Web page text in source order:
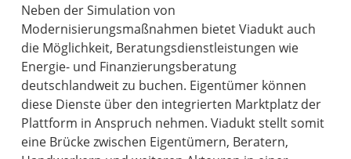
Neben der Simulation von
Modernisierungsmaßnahmen bietet Viadukt auch
die Möglichkeit, Beratungsdienstleistungen wie
Energie- und Finanzierungsberatung
deutschlandweit zu buchen. Eigentümer können
diese Dienste über den integrierten Marktplatz der
Plattform in Anspruch nehmen. Viadukt stellt somit
eine Brücke zwischen Eigentümern, Beratern,